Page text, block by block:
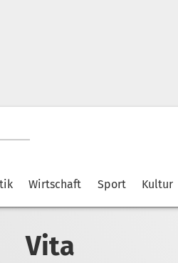
Wirtschaft Sport Kultur
Vita